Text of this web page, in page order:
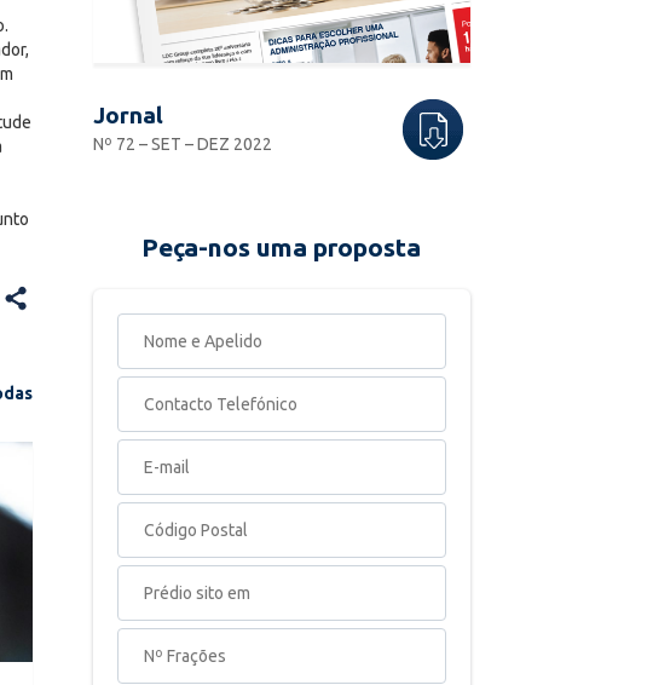
Jornal
Nº 72 – SET – DEZ 2022
Peça-nos uma proposta